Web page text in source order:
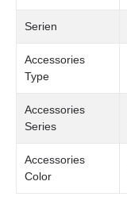
Serien
Accessories
Type
Accessories
Series
Accessories
Color